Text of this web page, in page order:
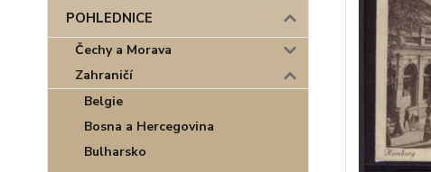
POHLEDNICE
Čechy a Morava
Zahraničí
Belgie
Bosna a Hercegovina
Bulharsko